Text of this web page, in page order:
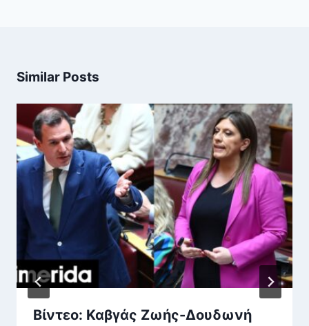
Similar Posts
Βίντεο: Καβγάς Ζωής-Δουδωνή